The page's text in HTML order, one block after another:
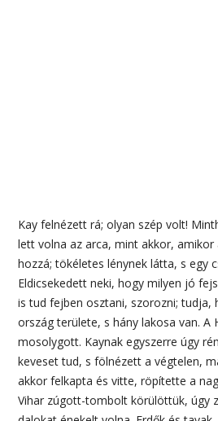
Kay felnézett rá; olyan szép volt!
lett volna az arca, mint akkor,
hozzá; tökéletes lénynek látta, s egy
Eldicsekedett neki, hogy milyen jó
is tud fejben osztani, szorozni; tudja,
ország területe, s hány lakosa van. A
mosolygott. Kaynak egyszerre úgy
keveset tud, s fölnézett a végtelen,
akkor felkapta és vitte, röpítette a
Vihar zúgott-tombolt körülöttük, úgy